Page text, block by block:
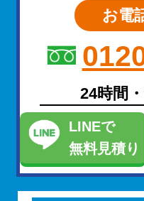
お電
24時間
LINEで
無料見積り